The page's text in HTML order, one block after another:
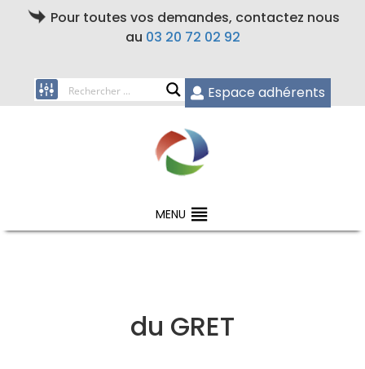
Pour toutes vos demandes, contactez nous
au 03 20 72 02 92
Espace adhérents
MENU
du GRET